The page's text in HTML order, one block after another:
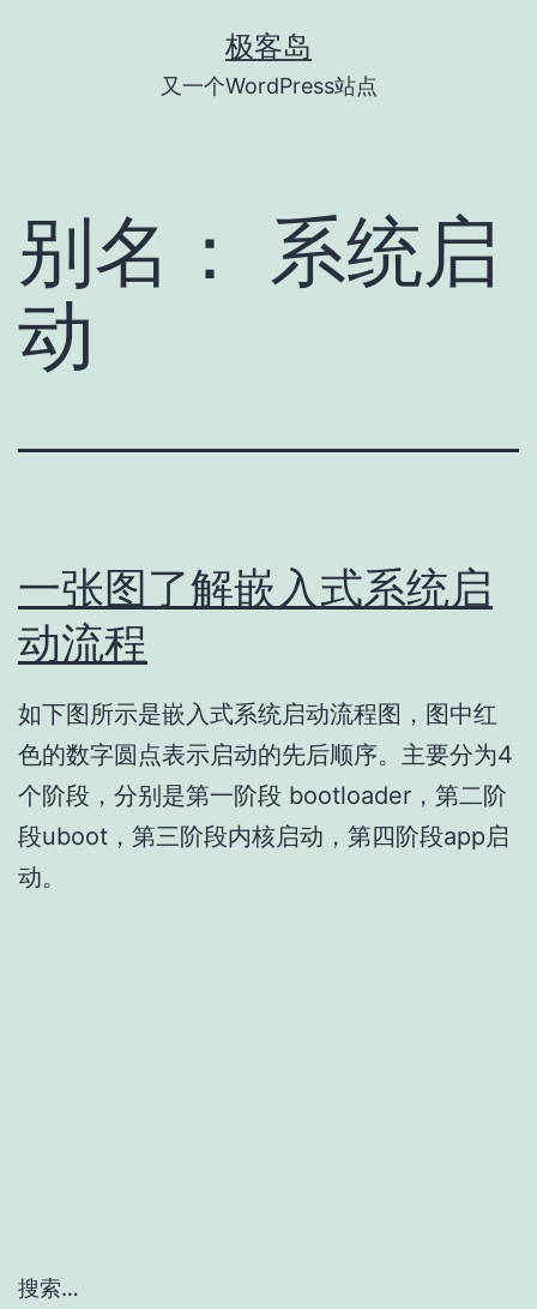
极客岛
又一个WordPress站点
别名： 系统启
动
一张图了解嵌入式系统启
动流程
如下图所示是嵌入式系统启动流程图，图中红
色的数字圆点表示启动的先后顺序。主要分为4
个阶段，分别是第一阶段 bootloader，第二阶
段uboot，第三阶段内核启动，第四阶段app启
动。
搜索…